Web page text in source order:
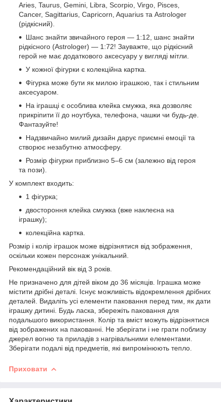
Aries, Taurus, Gemini, Libra, Scorpio, Virgo, Pisces,
Cancer, Sagittarius, Capricorn, Aquarius та Astrologer
(рідкісний).
Шанс знайти звичайного героя — 1:12, шанс знайти
рідкісного (Astrologer) — 1:72! Зауважте, що рідкісний
герой не має додаткового аксесуару у вигляді мітли.
У кожної фігурки є колекційна картка.
Фігурка може бути як милою іграшкою, так і стильним
аксесуаром.
На іграшці є особлива клейка смужка, яка дозволяє
прикріпити її до ноутбука, телефона, чашки чи будь-де.
Фантазуйте!
Надзвичайно милий дизайн дарує приємні емоції та
створює незабутню атмосферу.
Розмір фігурки приблизно 5–6 см (залежно від героя
та пози).
У комплект входить:
1 фігурка;
двостороння клейка смужка (вже наклеєна на
іграшку);
колекційна картка.
Розмір і колір іграшок може відрізнятися від зображення,
оскільки кожен персонаж унікальний.
Рекомендаційний вік від 3 років.
Не призначено для дітей віком до 36 місяців. Іграшка може
містити дрібні деталі. Існує можливість відокремлення дрібних
деталей. Видаліть усі елементи паковання перед тим, як дати
іграшку дитині. Будь ласка, збережіть паковання для
подальшого використання. Колір та вміст можуть відрізнятися
від зображених на пакованні. Не зберігати і не грати поблизу
джерел вогню та приладів з нагрівальними елементами.
Зберігати подалі від предметів, які випромінюють тепло.
Приховати